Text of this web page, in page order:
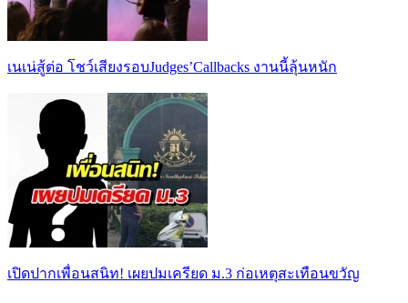
เนเน่สู้ต่อ โชว์เสียงรอบJudges’Callbacks งานนี้ลุ้นหนัก
เปิดปากเพื่อนสนิท! เผยปมเครียด ม.3 ก่อเหตุสะเทือนขวัญ